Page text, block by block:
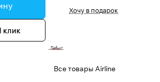
клик
Хочу в подарок
Все товары Airline